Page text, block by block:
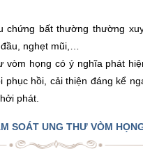
chứng bất thường thường
nghẹt mũi,…
vòm họng có ý nghĩa phát
phục hồi, cải thiện đáng kể
phát.
SOÁT UNG THƯ VÒM